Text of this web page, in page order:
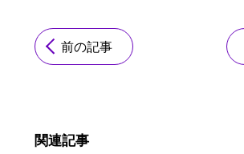
前の記事
関連記事